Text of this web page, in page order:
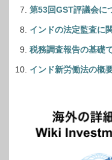
第53回GST評議会に
インドの法定監査に
税務調査報告の基礎
インド新労働法の概